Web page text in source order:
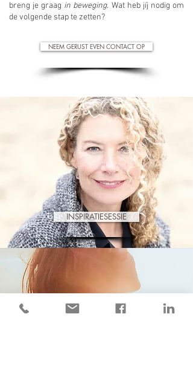
breng je graag in beweging. Wat heb jíj nodig om
de volgende stap te zetten?
NEEM GERUST EVEN CONTACT OP
INSPIRATIESESSIE